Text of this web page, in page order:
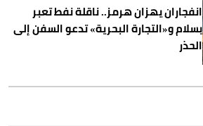
انفجاران يهزان هرمز.. ناقلة نفط تعبر
بسلام و«التجارة البحرية» تدعو السفن إلى
الحذر